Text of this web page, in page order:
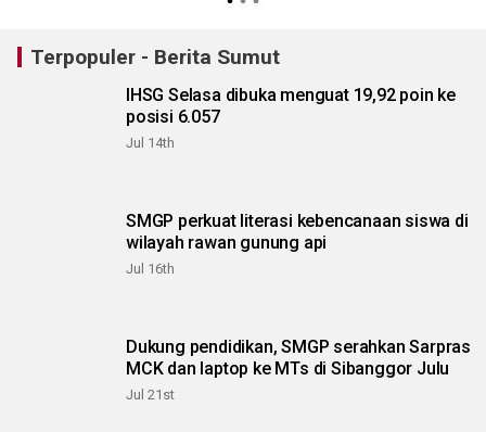
Terpopuler - Berita Sumut
IHSG Selasa dibuka menguat 19,92 poin ke
posisi 6.057
Jul 14th
SMGP perkuat literasi kebencanaan siswa di
wilayah rawan gunung api
Jul 16th
Dukung pendidikan, SMGP serahkan Sarpras
MCK dan laptop ke MTs di Sibanggor Julu
Jul 21st